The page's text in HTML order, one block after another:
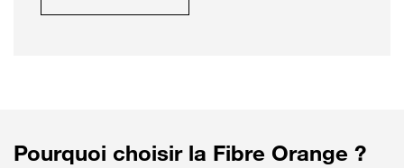
Pourquoi choisir la Fibre Orange ?